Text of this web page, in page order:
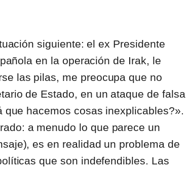
siguiente: el ex Presidente
en la operación de Irak, le
las pilas, me preocupa que no
de Estado, en un ataque de falsa
hacemos cosas inexplicables?».
a menudo lo que parece un
es en realidad un problema de
que son indefendibles. Las